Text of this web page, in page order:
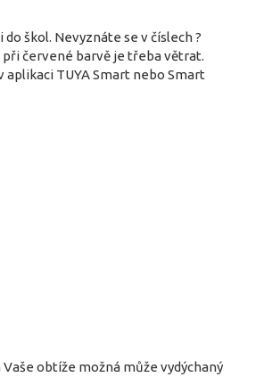
škol. Nevyznáte se v číslech ?
červené barvě je třeba větrat.
TUYA Smart nebo Smart
obtíže možná může vydýchaný